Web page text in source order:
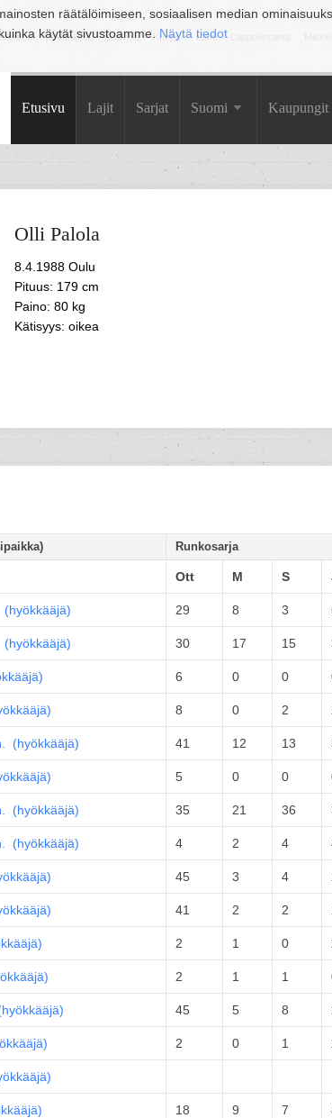
räätälöimiseen, sosiaalisen median
käytät sivustoamme. Näytä tiedot
Joensuu Jyväskylä Kouvola Kuopio Lahti
Etusivu Lajit Sarjat Suomi Kaupungit
Olli Palola
8.4.1988 Oulu
Pituus: 179 cm
Paino: 80 kg
Kätisyys: oikea
Runkosarja
Ott M S
(hyökkääjä) 29 8 3
(hyökkääjä) 30 17 15
) 6 0 0
) 8 0 2
(hyökkääjä) 41 12 13
) 5 0 0
(hyökkääjä) 35 21 36
(hyökkääjä) 4 2 4
) 45 3 4
) 41 2 2
) 2 1 0
) 2 1 1
hyökkääjä) 45 5 8
) 2 0 1
)
) 18 9 7